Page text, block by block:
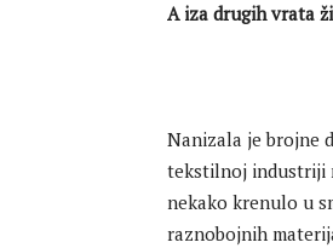
A iza drugih vrata
Nanizala je brojne
tekstilnoj industriji
nekako krenulo u
raznobojnih